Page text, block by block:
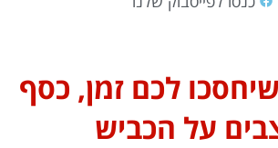
לכם זמן, כסף
על הכביש